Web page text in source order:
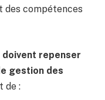
des compétences
repenser
gestion des
de :